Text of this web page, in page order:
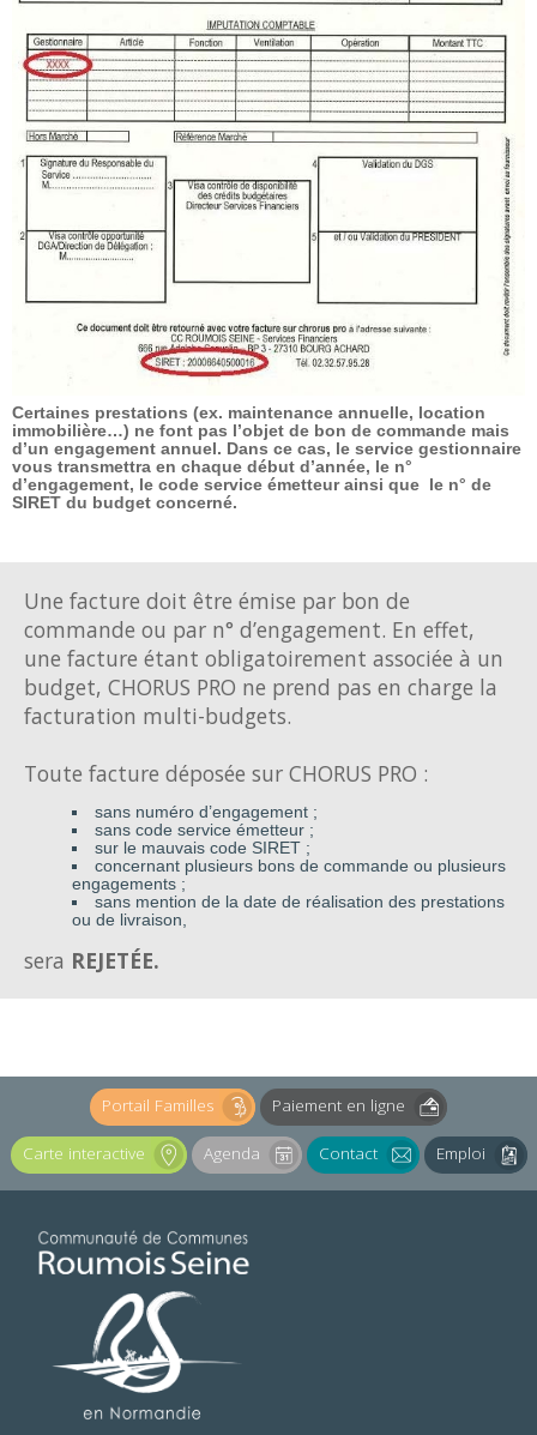
Certaines prestations (ex. maintenance annuelle, location
immobilière…) ne font pas l’objet de bon de commande mais
d’un engagement annuel. Dans ce cas, le service gestionnaire
vous transmettra en chaque début d’année, le n°
d’engagement, le code service émetteur ainsi que le n° de
SIRET du budget concerné.
Une facture doit être émise par bon de
commande ou par n° d’engagement. En effet,
une facture étant obligatoirement associée à un
budget, CHORUS PRO ne prend pas en charge la
facturation multi-budgets.
Toute facture déposée sur CHORUS PRO :
sans numéro d’engagement ;
sans code service émetteur ;
sur le mauvais code SIRET ;
concernant plusieurs bons de commande ou plusieurs
engagements ;
sans mention de la date de réalisation des prestations
ou de livraison,
sera REJETÉE.
Portail Familles Paiement en ligne
Carte interactive Agenda Contact Emploi